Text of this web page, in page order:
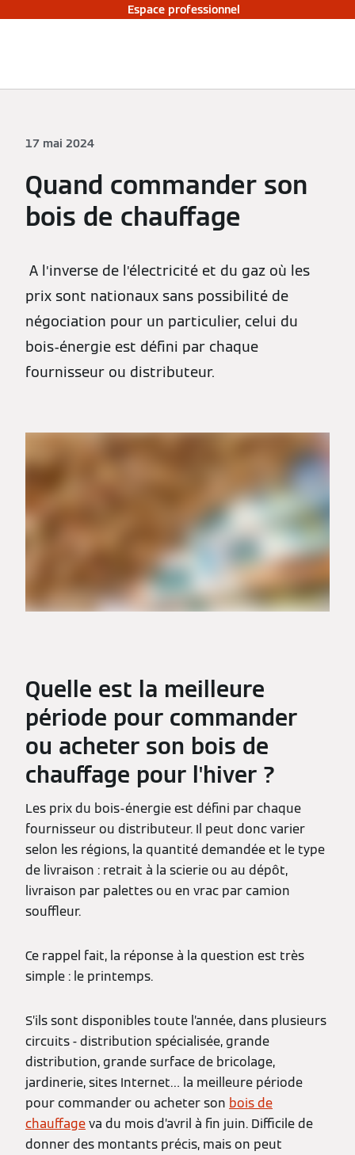
Espace professionnel
17 mai 2024
Quand commander son
bois de chauffage
A l’inverse de l’électricité et du gaz où les
prix sont nationaux sans possibilité de
négociation pour un particulier, celui du
bois-énergie est défini par chaque
fournisseur ou distributeur.
Quelle est la meilleure
période pour commander
ou acheter son bois de
chauffage pour l'hiver ?
Les prix du bois-énergie est défini par chaque
fournisseur ou distributeur. Il peut donc varier
selon les régions, la quantité demandée et le type
de livraison : retrait à la scierie ou au dépôt,
livraison par palettes ou en vrac par camion
souffleur.
Ce rappel fait, la réponse à la question est très
simple : le printemps.
S’ils sont disponibles toute l’année, dans plusieurs
circuits - distribution spécialisée, grande
distribution, grande surface de bricolage,
jardinerie, sites Internet… la meilleure période
pour commander ou acheter son bois de
chauffageva du mois d’avril à fin juin. Difficile de
donner des montants précis, mais on peut